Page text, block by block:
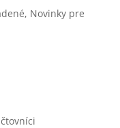
, Novinky pre